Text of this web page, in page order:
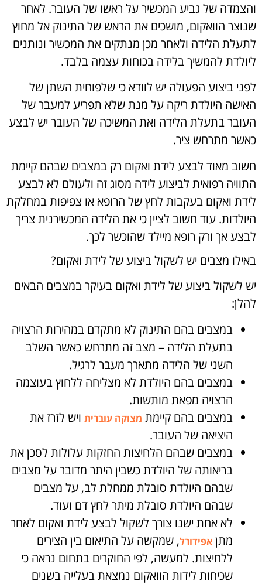
והצמדה של גביע המכשיר על ראשו של העובר. לאחר
שנוצר הוואקום, מושכים את הראש של התינוק אל מחוץ
לתעלת הלידה ולאחר מכן מנתקים את המכשיר ונותנים
ליולדת להמשיך בלידה בכוחות עצמה בלבד.
לפני ביצוע הפעולה יש לוודא כי שלפוחית השתן של
האישה היולדת ריקה על מנת שלא תפריע למעבר של
העובר בתעלת הלידה ואת המשיכה של העובר יש לבצע
כאשר מתרחש ציר.
חשוב מאוד לבצע לידת ואקום רק במצבים שבהם קיימת
התוויה רפואית לביצוע לידה מסוג זה ולעולם לא לבצע
לידת ואקום בעקבות לחץ של הרופא או צפיפות במחלקת
היולדות. עוד חשוב לציין כי את הלידה המכשירנית צריך
לבצע אך ורק רופא מיילד שהוכשר לכך.
באילו מצבים יש לשקול ביצוע של לידת ואקום?
יש לשקול ביצוע של לידת ואקום בעיקר במצבים הבאים
להלן:
במצבים בהם התינוק לא מתקדם במהירות הרצויה
בתעלת הלידה – מצב זה מתרחש כאשר השלב
השני של הלידה מתארך מעבר לרגיל.
במצבים בהם היולדת לא מצליחה ללחוץ בעוצמה
הרצויה מפאת מותשות.
במצבים בהם קיימת מצוקה עוברית ויש לזרז את
היציאה של העובר.
במצבים שבהם הלחיצות החזקות עלולות לסכן את
בריאותה של היולדת כשבין היתר מדובר על מצבים
שבהם היולדת סובלת ממחלת לב, על מצבים
שבהם היולדת סובלת מיתר לחץ דם ועוד.
לא אחת ישנו צורך לשקול לבצע לידת ואקום לאחר
מתן אפידורל, שמקשה על התיאום בין הצירים
ללחיצות. למעשה, לפי החוקרים בתחום נראה כי
שכיחות לידות הוואקום נמצאת בעלייה בשנים